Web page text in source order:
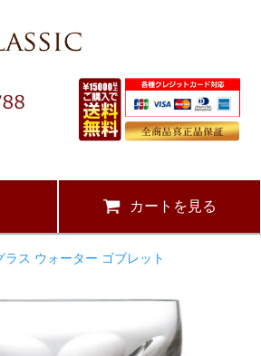
カートを見る
ラス ウォーター ゴブレット